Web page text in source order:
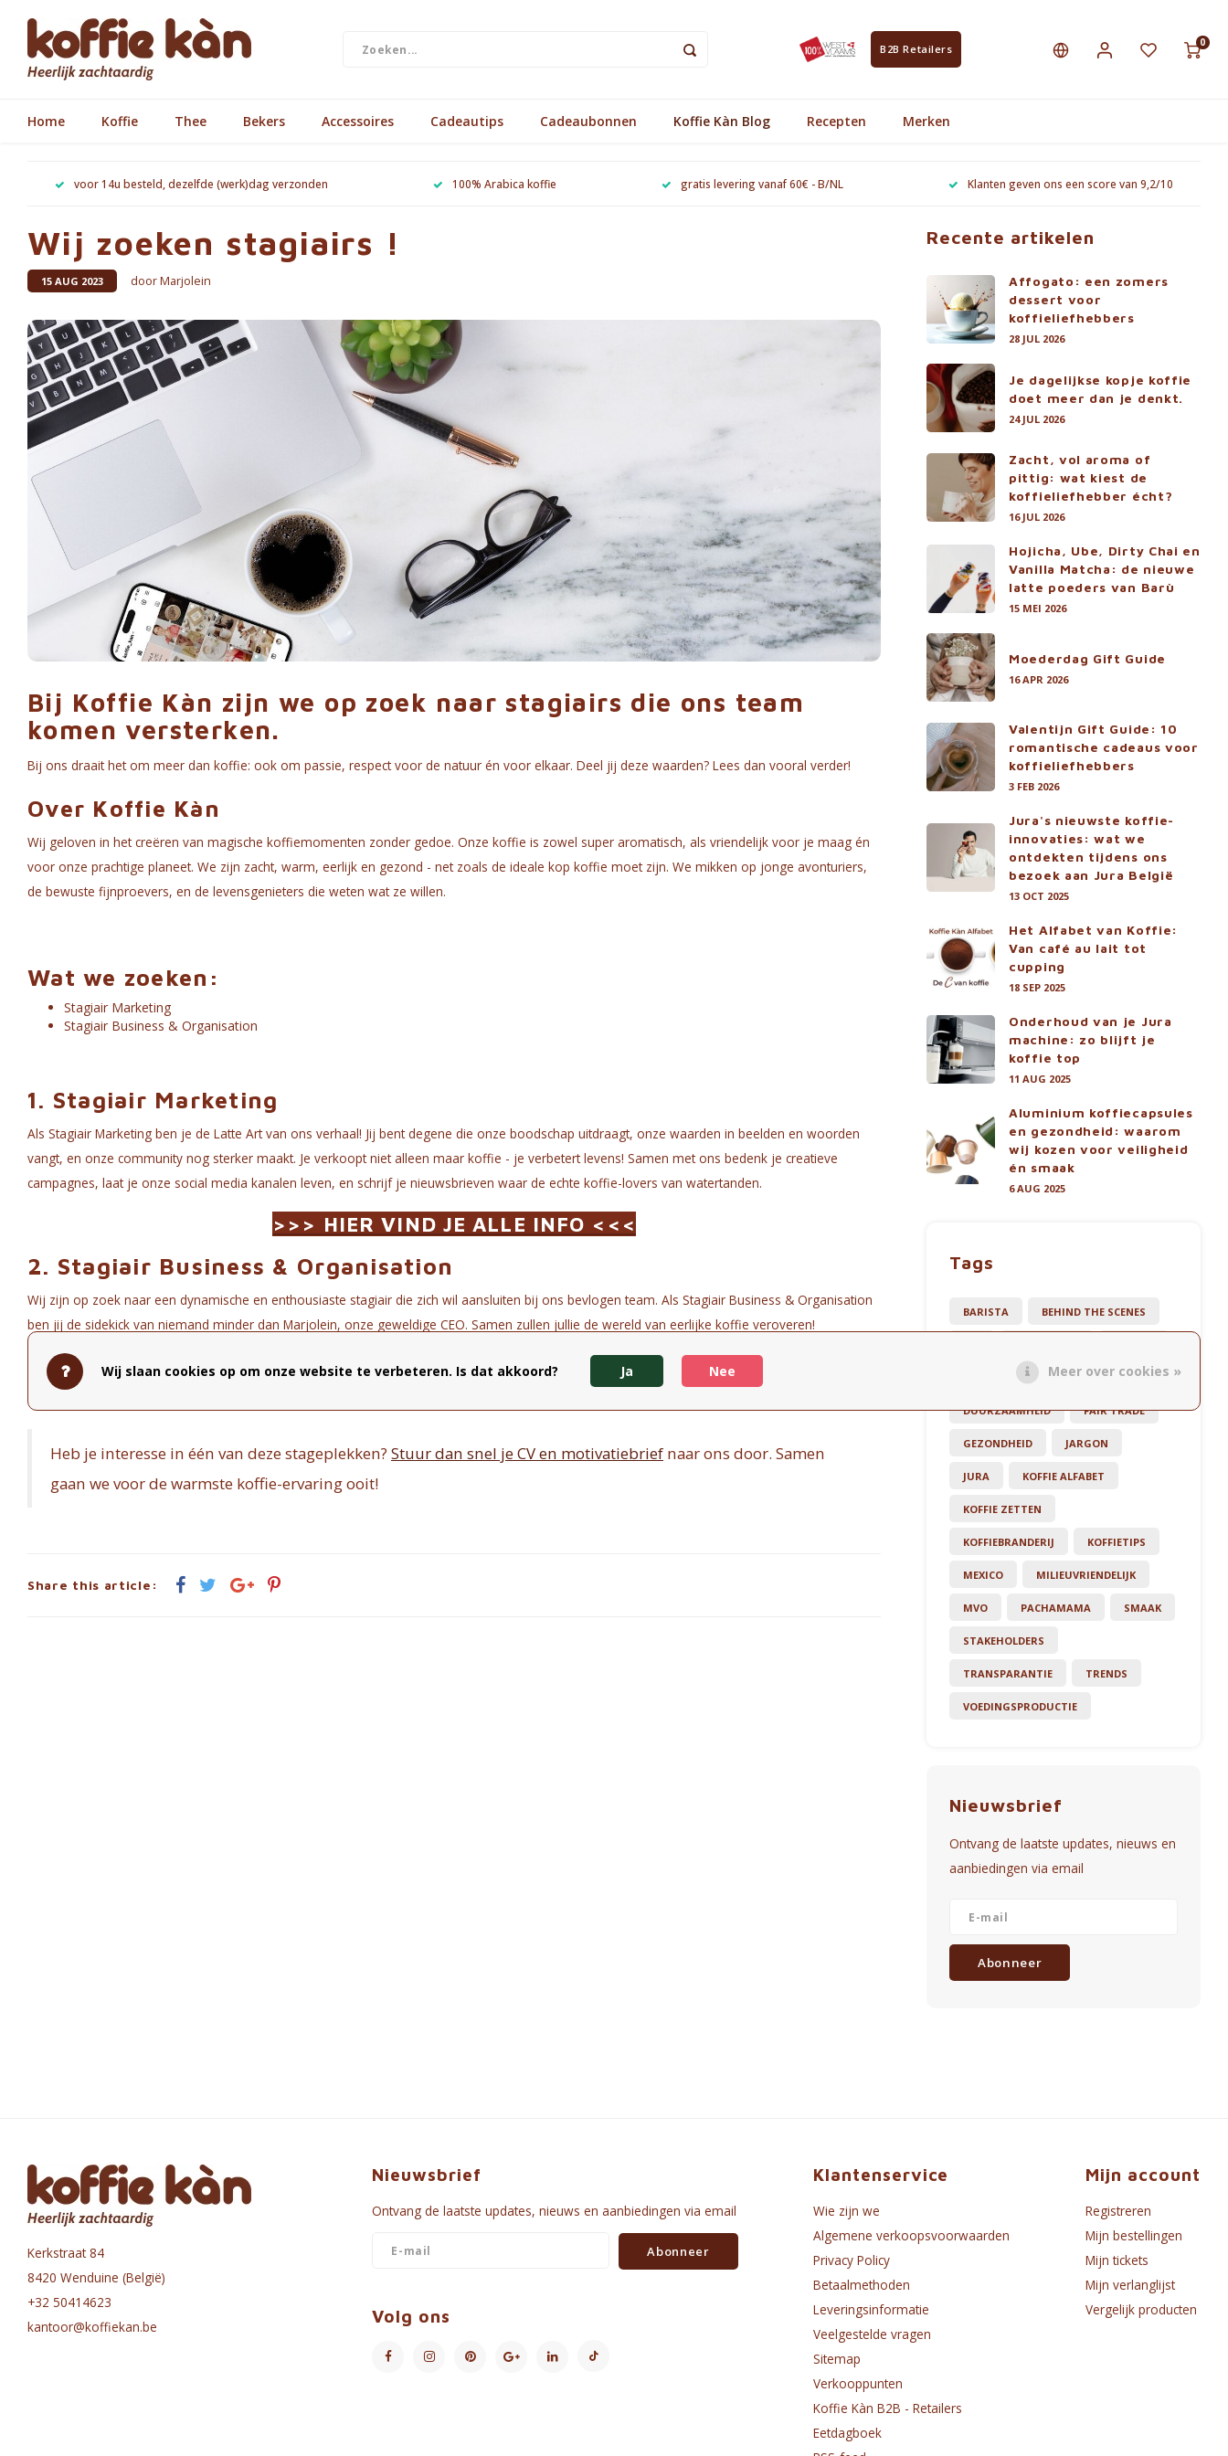
B2B Retailers
0
Home Koffie Thee Bekers Accessoires Cadeautips Cadeaubonnen Koffie Kàn Blog Recepten Merken
voor 14u besteld, dezelfde (werk)dag verzonden 100% Arabica koffie gratis levering vanaf 60€ - B/NL Klanten geven ons een score van 9,2/10
Wij zoeken stagiairs !
15 AUG 2023 door Marjolein
Bij Koffie Kàn zijn we op zoek naar stagiairs die ons team
komen versterken.
Bij ons draait het om meer dan koffie: ook om passie, respect voor de natuur én voor elkaar. Deel jij deze waarden? Lees dan vooral verder!
Over Koffie Kàn
Wij geloven in het creëren van magische koffiemomenten zonder gedoe. Onze koffie is zowel super aromatisch, als vriendelijk voor je maag én
voor onze prachtige planeet. We zijn zacht, warm, eerlijk en gezond - net zoals de ideale kop koffie moet zijn. We mikken op jonge avonturiers,
de bewuste fijnproevers, en de levensgenieters die weten wat ze willen.
Wat we zoeken:
Stagiair Marketing
Stagiair Business & Organisation
1. Stagiair Marketing
Als Stagiair Marketing ben je de Latte Art van ons verhaal! Jij bent degene die onze boodschap uitdraagt, onze waarden in beelden en woorden
vangt, en onze community nog sterker maakt. Je verkoopt niet alleen maar koffie - je verbetert levens! Samen met ons bedenk je creatieve
campagnes, laat je onze social media kanalen leven, en schrijf je nieuwsbrieven waar de echte koffie-lovers van watertanden.
>>> HIER VIND JE ALLE INFO <<<
2. Stagiair Business & Organisation
Wij zijn op zoek naar een dynamische en enthousiaste stagiair die zich wil aansluiten bij ons bevlogen team. Als Stagiair Business & Organisation
ben jij de sidekick van niemand minder dan Marjolein, onze geweldige CEO. Samen zullen jullie de wereld van eerlijke koffie veroveren!
>>> HIER VIND JE ALLE INFO <<<
Heb je interesse in één van deze stageplekken? Stuur dan snel je CV en motivatiebrief naar ons door. Samen
gaan we voor de warmste koffie-ervaring ooit!
Share this article:
Recente artikelen
Affogato: een zomers
dessert voor
koffieliefhebbers
28 JUL 2026
Je dagelijkse kopje koffie
doet meer dan je denkt.
24 JUL 2026
Zacht, vol aroma of
pittig: wat kiest de
koffieliefhebber écht?
16 JUL 2026
Hojicha, Ube, Dirty Chai en
Vanilla Matcha: de nieuwe
latte poeders van Barù
15 MEI 2026
Moederdag Gift Guide
16 APR 2026
Valentijn Gift Guide: 10
romantische cadeaus voor
koffieliefhebbers
3 FEB 2026
Jura's nieuwste koffie-
innovaties: wat we
ontdekten tijdens ons
bezoek aan Jura België
13 OCT 2025
Het Alfabet van Koffie:
Van café au lait tot
cupping
18 SEP 2025
Onderhoud van je Jura
machine: zo blijft je
koffie top
11 AUG 2025
Aluminium koffiecapsules
en gezondheid: waarom
wij kozen voor veiligheid
én smaak
6 AUG 2025
Tags
BARISTA BEHIND THE SCENES
COLD BREW DISTRIBUTIE
DUURZAAMHEID FAIR TRADE
GEZONDHEID JARGON
JURA KOFFIE ALFABET
KOFFIE ZETTEN
KOFFIEBRANDERIJ KOFFIETIPS
MEXICO MILIEUVRIENDELIJK
MVO PACHAMAMA SMAAK
STAKEHOLDERS
TRANSPARANTIE TRENDS
VOEDINGSPRODUCTIE
Nieuwsbrief
Ontvang de laatste updates, nieuws en
aanbiedingen via email
Abonneer
Kerkstraat 84
8420 Wenduine (België)
+32 50414623
kantoor@koffiekan.be
Nieuwsbrief
Ontvang de laatste updates, nieuws en aanbiedingen via email
Abonneer
Volg ons
Klantenservice
Wie zijn we
Algemene verkoopsvoorwaarden
Privacy Policy
Betaalmethoden
Leveringsinformatie
Veelgestelde vragen
Sitemap
Verkooppunten
Koffie Kàn B2B - Retailers
Eetdagboek
Mijn account
Registreren
Mijn bestellingen
Mijn tickets
Mijn verlanglijst
Vergelijk producten
Wij slaan cookies op om onze website te verbeteren. Is dat akkoord? Ja Nee Meer over cookies »